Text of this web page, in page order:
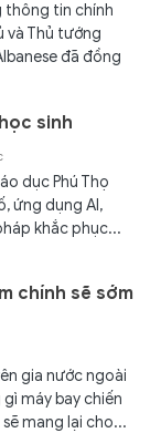
thông tin chính
và Thủ tướng
đã đồng
sinh
dục Phú Thọ
ứng dụng AI,
khắc phục...
chính sẽ sớm
gia nước ngoài
máy bay chiến
mang lại cho...